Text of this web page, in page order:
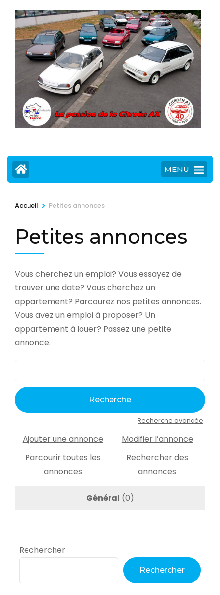
MENU
Accueil > Petites annonces
Petites annonces
Vous cherchez un emploi? Vous essayez de
trouver une date? Vous cherchez un
appartement? Parcourez nos petites annonces.
Vous avez un emploi à proposer? Un
appartement à louer? Passez une petite
annonce.
Recherche avancée
Ajouter une annonce
Modifier l’annonce
Parcourir toutes les
annonces
Rechercher des
annonces
Général (0)
Rechercher
Rechercher